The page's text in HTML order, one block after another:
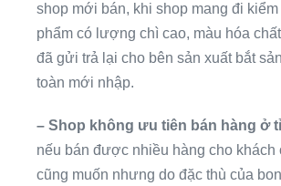
shop mới bán, khi shop mang đi
phẩm có lượng chì cao, màu hóa
đã gửi trả lại cho bên sản xuất bắt
toàn mới nhập.
– Shop không ưu tiên bán hàng ở
nếu bán được nhiều hàng cho khách
cũng muốn nhưng do đặc thù của